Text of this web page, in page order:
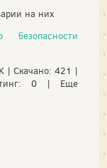
на них
| Скачано: 421 |
0 | Еще